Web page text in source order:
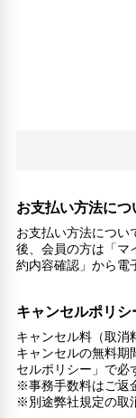
お支払い方法につ
お支払い方法につい
後、会員の方は「マ
約内容確認」から電
キャンセルポリシ
キャンセル料（取消
キャンセルの無料期
セルポリシー」で必
※事務手数料はご返
※別途弊社規定の取